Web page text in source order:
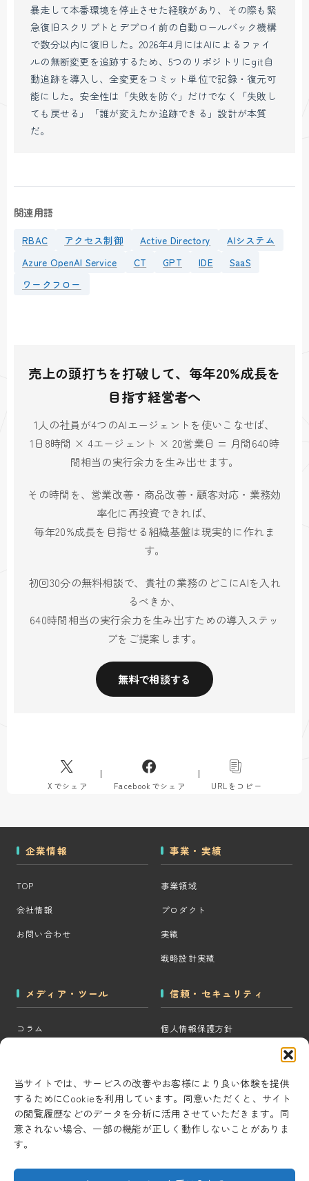
当サイトでは、サービスの改善やお客様により良い体験を提供
するためにCookieを利用しています。同意いただくと、サイト
の閲覧履歴などのデータを分析に活用させていただきます。同
意されない場合、一部の機能が正しく動作しないことがありま
す。
暴走して本番環境を停止させた経験があり、その際も緊
急復旧スクリプトとデプロイ前の自動ロールバック機構
で数分以内に復旧した。2026年4月にはAIによるファイ
ルの無断変更を追跡するため、5つのリポジトリにgit自
動追跡を導入し、全変更をコミット単位で記録・復元可
能にした。安全性は「失敗を防ぐ」だけでなく「失敗し
ても戻せる」「誰が変えたか追跡できる」設計が本質
だ。
関連用語
RBAC アクセス制御 Active Directory
AIシステム
Azure OpenAI Service
CT GPT IDE
SaaS
ワークフロー
売上の頭打ちを打破して、毎年20%成長を
目指す経営者へ
1人の社員が4つのAIエージェントを使いこなせば、
1日8時間 × 4エージェント × 20営業日 = 月間640時
間相当の実行余力を生み出せます。
その時間を、営業改善・商品改善・顧客対応・業務効
率化に再投資できれば、
毎年20%成長を目指せる組織基盤は現実的に作れま
す。
初回30分の無料相談で、貴社の業務のどこにAIを入れ
るべきか、
640時間相当の実行余力を生み出すための導入ステッ
プをご提案します。
無料で相談する
Xでシェア Facebookでシェア URLをコピー
企業情報
TOP
会社情報
お問い合わせ
事業・実績
事業領域
プロダクト
実績
戦略設計実績
メディア・ツール
コラム
CRM・MAツール選定診断
BigQuery×GTM 相場見積もり
ツール
AI用語集
信頼・セキュリティ
個人情報保護方針
コンテンツ制作方針
研究・開発方針
セキュリティ対策